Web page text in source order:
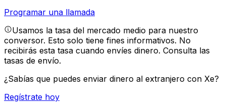
Programar una llamada
Usamos la tasa del mercado medio para nuestro
conversor. Esto solo tiene fines informativos. No
recibirás esta tasa cuando envíes dinero. Consulta las
tasas de envío.
¿Sabías que puedes enviar dinero al extranjero con Xe?
Regístrate hoy